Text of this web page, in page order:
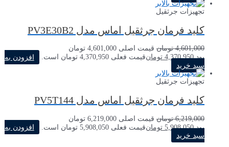
تجهیزات جرثقیل
کلید فرمان جرثقیل اماس مدل PV3E30B2
4,601,000 تومان
قیمت اصلی 4,601,000 تومان
بود.4,370,950 تومانقیمت فعلی 4,370,950 تومان است.
افزودن به
سبد خرید
تجهیزات جرثقیل
کلید فرمان جرثقیل اماس مدل PV5T144
6,219,000 تومان
قیمت اصلی 6,219,000 تومان
بود.5,908,050 تومانقیمت فعلی 5,908,050 تومان است.
افزودن به
سبد خرید